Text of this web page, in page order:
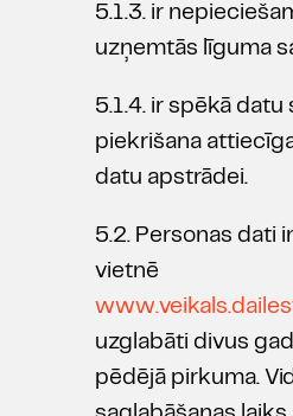
5.1.3. ir
uzņemtās līguma
5.1.4. ir spēkā
piekrišana
datu apstrādei.
5.2. Personas dati
vietnē
uzglabāti divus
pēdējā pirkuma.